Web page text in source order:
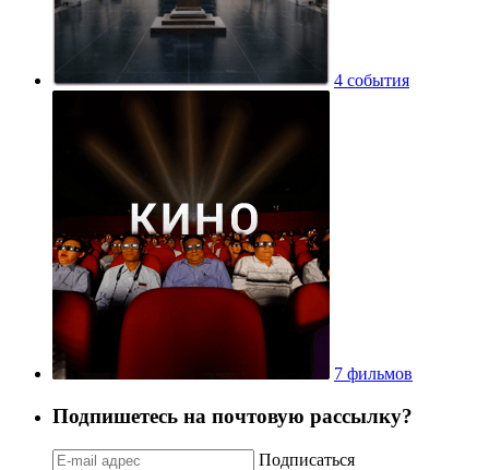
4 события
7 фильмов
Подпишетесь на почтовую рассылку?
Подписаться